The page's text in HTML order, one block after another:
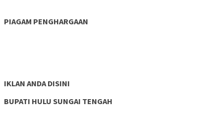
PIAGAM PENGHARGAAN
IKLAN ANDA DISINI
BUPATI HULU SUNGAI TENGAH